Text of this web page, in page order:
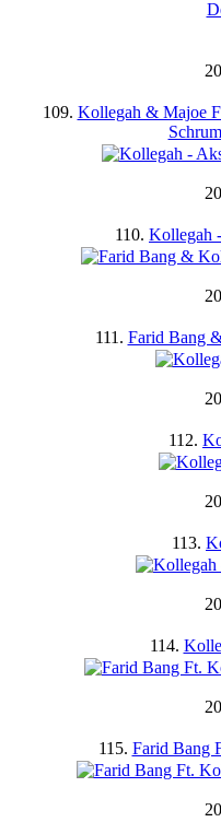
109. Kollegah & Majoe
110. Kollegah
111. Farid Bang
112.
113.
114.
115. Farid Bang